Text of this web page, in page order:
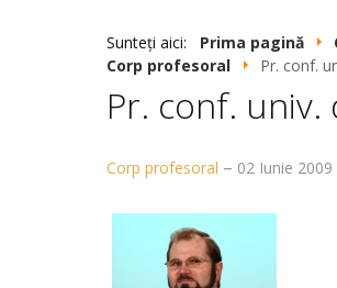
Sunteți aici: Prima pagină
Corp profesoral
Pr. conf.
Pr. conf.
Corp profesoral 02 Iunie 2009